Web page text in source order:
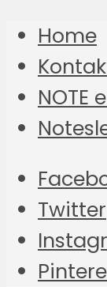
Home
NOTE
Twitter